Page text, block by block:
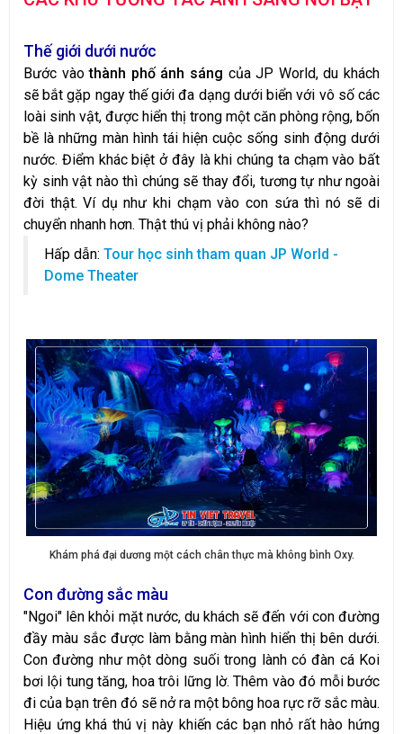
Thế giới dưới nước
Bước vàothành phố ánh sáng của JP World, du khách
sẽ bắt gặp ngay thế giới đa dạng dưới biển với vô số các
loài sinh vật, được hiển thị trong một căn phòng rộng, bốn
bề là những màn hình tái hiện cuộc sống sinh động dưới
nước. Điểm khác biệt ở đây là khi chúng ta chạm vào bất
kỳ sinh vật nào thì chúng sẽ thay đổi, tương tự như ngoài
đời thật. Ví dụ như khi chạm vào con sứa thì nó sẽ di
chuyển nhanh hơn. Thật thú vị phải không nào?
Hấp dẫn: Tour học sinh tham quan JP World -
Dome Theater
Khám phá đại dương một cách chân thực mà không bình Oxy.
Con đường sắc màu
"Ngoi" lên khỏi mặt nước, du khách sẽ đến với con đường
đầy màu sắc được làm bằng màn hình hiển thị bên dưới.
Con đường như một dòng suối trong lành có đàn cá Koi
bơi lội tung tăng, hoa trôi lững lờ. Thêm vào đó mỗi bước
đi của bạn trên đó sẽ nở ra một bông hoa rực rỡ sắc màu.
Hiệu ứng khá thú vị này khiến các bạn nhỏ rất hào hứng